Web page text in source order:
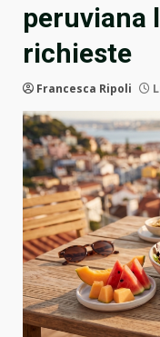
peruviana
richieste
Francesca Ripoli